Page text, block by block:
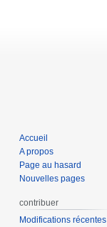
Accueil
A propos
Page au hasard
Nouvelles pages
contribuer
Modifications récentes